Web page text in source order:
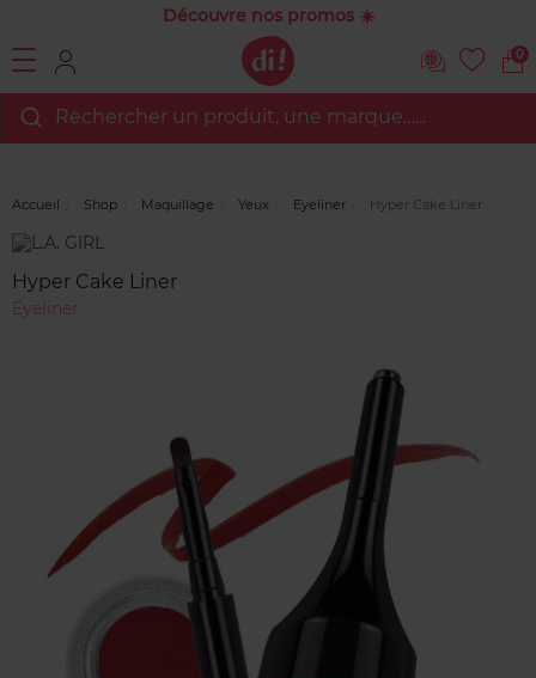
Découvre nos promos ☀️
0
Rechercher un produit, une marque…...
Accueil Shop Maquillage Yeux Eyeliner Hyper Cake Liner
Marque
Hyper Cake Liner
Eyeliner